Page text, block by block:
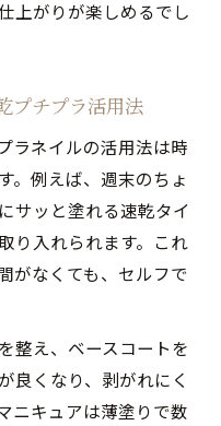
上がりが楽しめるでし
プチプラ活用法
ラネイルの活用法は時
。例えば、週末のちょ
サッと塗れる速乾タイ
り入れられます。これ
がなくても、セルフで
整え、ベースコートを
良くなり、剥がれにく
ニキュアは薄塗りで数